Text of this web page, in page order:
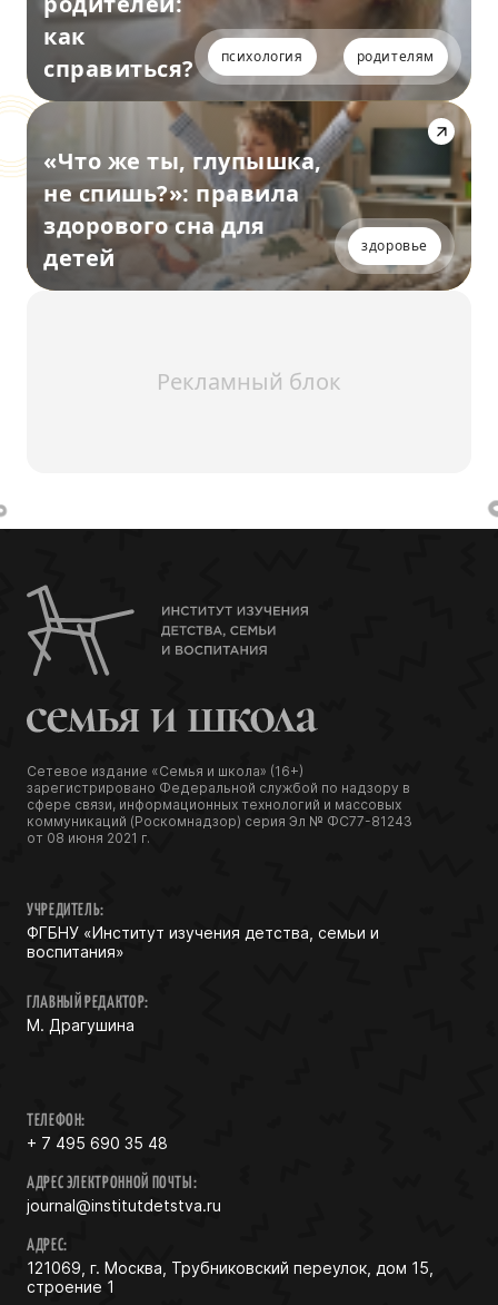
как
справиться?
психология родителям
«Что же ты, глупышка,
не спишь?»: правила
здорового сна для
детей
здоровье
Рекламный блок
Сетевое издание «Семья и школа» (16+)
зарегистрировано Федеральной службой по надзору в
сфере связи, информационных технологий и массовых
коммуникаций (Роскомнадзор) серия Эл № ФС77-81243
от 08 июня 2021 г.
УЧРЕДИТЕЛЬ:
ФГБНУ «Институт изучения детства, семьи и
воспитания»
ГЛАВНЫЙ РЕДАКТОР:
М. Драгушина
ТЕЛЕФОН:
+ 7 495 690 35 48
АДРЕС ЭЛЕКТРОННОЙ ПОЧТЫ:
journal@institutdetstva.ru
АДРЕС:
121069, г. Москва, Трубниковский переулок, дом 15,
строение 1